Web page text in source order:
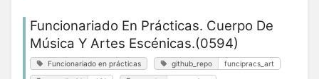
Funcionariado En Prácticas. Cuerpo De
Música Y Artes Escénicas.(0594)
Funcionariado en prácticas github_repo funcipracs_art